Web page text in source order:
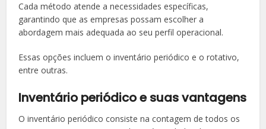
Cada método atende a necessidades específicas,
garantindo que as empresas possam escolher a
abordagem mais adequada ao seu perfil operacional.
Essas opções incluem o inventário periódico e o rotativo,
entre outras.
Inventário periódico e suas vantagens
O inventário periódico consiste na contagem de todos os